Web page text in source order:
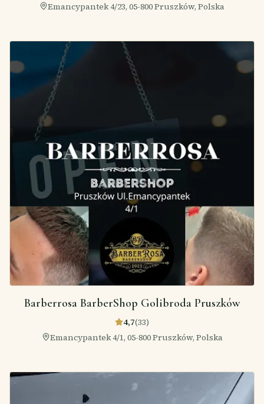
Emancypantek 4/23, 05-800 Pruszków, Polska
Barberrosa BarberShop Golibroda Pruszków
4,7(33)
Emancypantek 4/1, 05-800 Pruszków, Polska